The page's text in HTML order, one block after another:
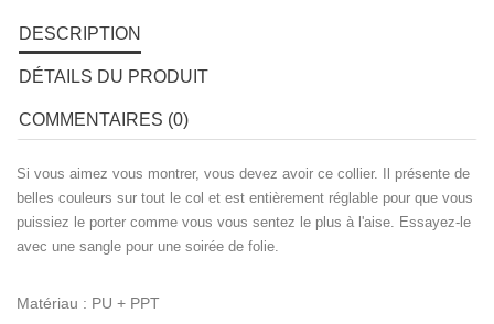
DESCRIPTION
DÉTAILS DU PRODUIT
COMMENTAIRES (0)
Si vous aimez vous montrer, vous devez avoir ce collier. Il présente de
belles couleurs sur tout le col et est entièrement réglable pour que vous
puissiez le porter comme vous vous sentez le plus à l'aise. Essayez-le
avec une sangle pour une soirée de folie.
Matériau : PU + PPT